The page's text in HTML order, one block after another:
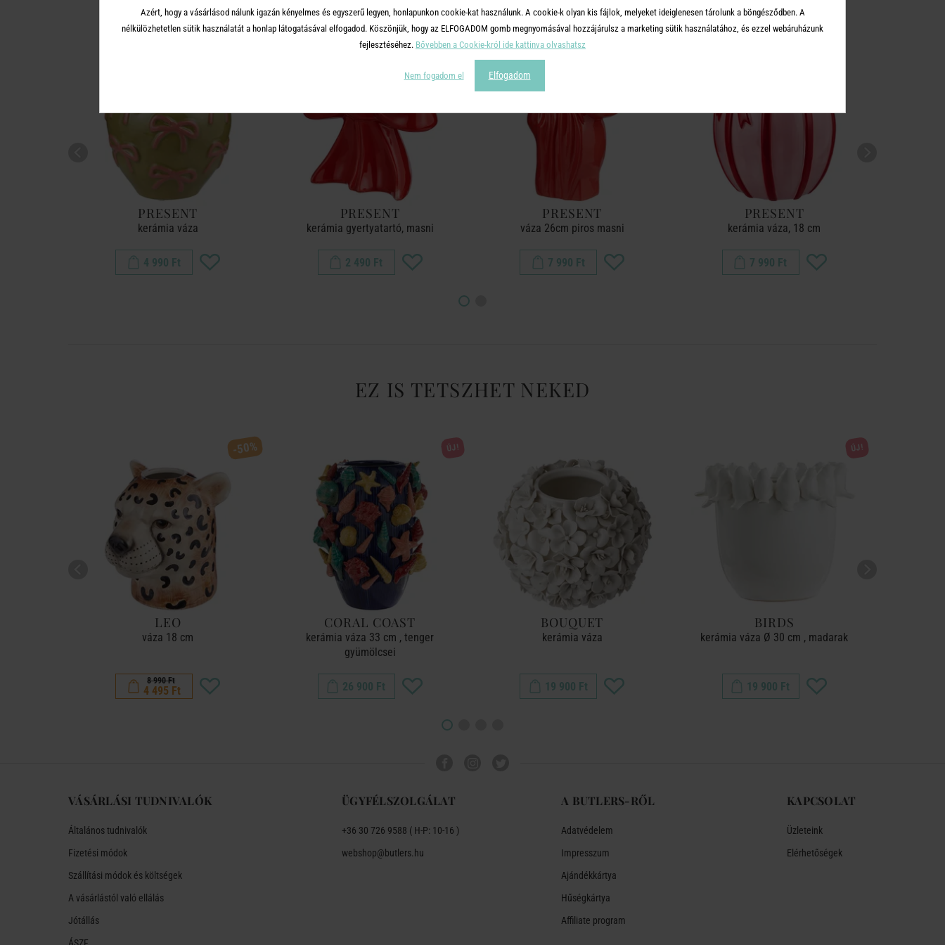
PRESENT
kerámia váza
4 990 Ft
PRESENT
kerámia gyertyatartó, masni
2 490 Ft
PRESENT
váza 26cm piros masni
7 990 Ft
PRESENT
kerámia váza, 18 cm
7 990 Ft
EZ IS TETSZHET NEKED
-50%
LEO
váza 18 cm
8 990 Ft
4 495 Ft
ÚJ!
CORAL COAST
kerámia váza 33 cm , tenger
gyümölcsei
26 900 Ft
BOUQUET
kerámia váza
19 900 Ft
ÚJ!
BIRDS
kerámia váza Ø 30 cm , madarak
19 900 Ft
VÁSÁRLÁSI TUDNIVALÓK
Általános tudnivalók
Fizetési módok
Szállítási módok és költségek
A vásárlástól való ellálás
Jótállás
ÜGYFÉLSZOLGÁLAT
+36 30 726 9588 ( H-P: 10-16 )
webshop@butlers.hu
A BUTLERS-RŐL
Adatvédelem
Impresszum
Ajándékkártya
Hűségkártya
Affiliate program
KAPCSOLAT
Üzleteink
Elérhetőségek
Azért, hogy a vásárlásod nálunk igazán kényelmes és egyszerű legyen, honlapunkon cookie-kat használunk. A cookie-k olyan kis fájlok, melyeket ideiglenesen tárolunk a böngésződben. A
nélkülözhetetlen sütik használatát a honlap látogatásával elfogadod. Köszönjük, hogy az ELFOGADOM gomb megnyomásával hozzájárulsz a marketing sütik használatához, és ezzel webáruházunk
fejlesztéséhez. Bővebben a Cookie-król ide kattinva olvashatsz
Nem fogadom el Elfogadom